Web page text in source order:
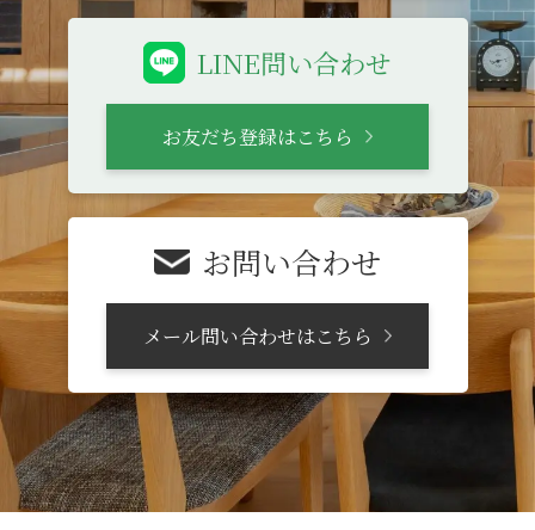
LINE問い合わせ
お友だち登録はこちら
お問い合わせ
メール問い合わせはこちら